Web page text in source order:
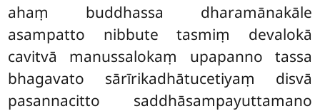
ahaṃ buddhassa dharamānakāle
asampatto nibbute tasmiṃ devalokā
cavitvā manussalokaṃ upapanno tassa
bhagavato sārīrikadhātucetiyaṃ disvā
pasannacitto saddhāsampayuttamano